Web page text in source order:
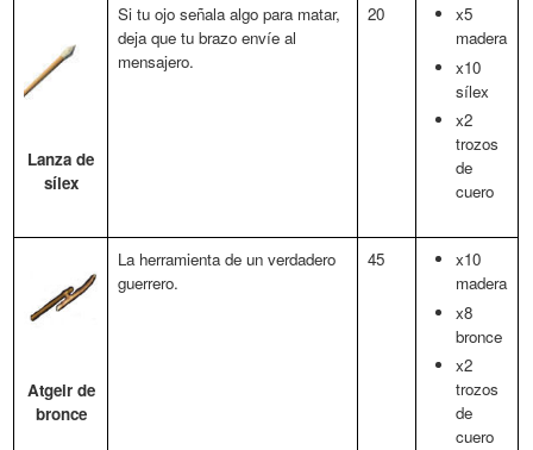
Lanza de
sílex
Si tu ojo señala algo para matar,
deja que tu brazo envíe al
mensajero.
20
x5
madera
x10
sílex
x2
trozos
de
cuero
Atgeir de
bronce
La herramienta de un verdadero
guerrero.
45
x10
madera
x8
bronce
x2
trozos
de
cuero